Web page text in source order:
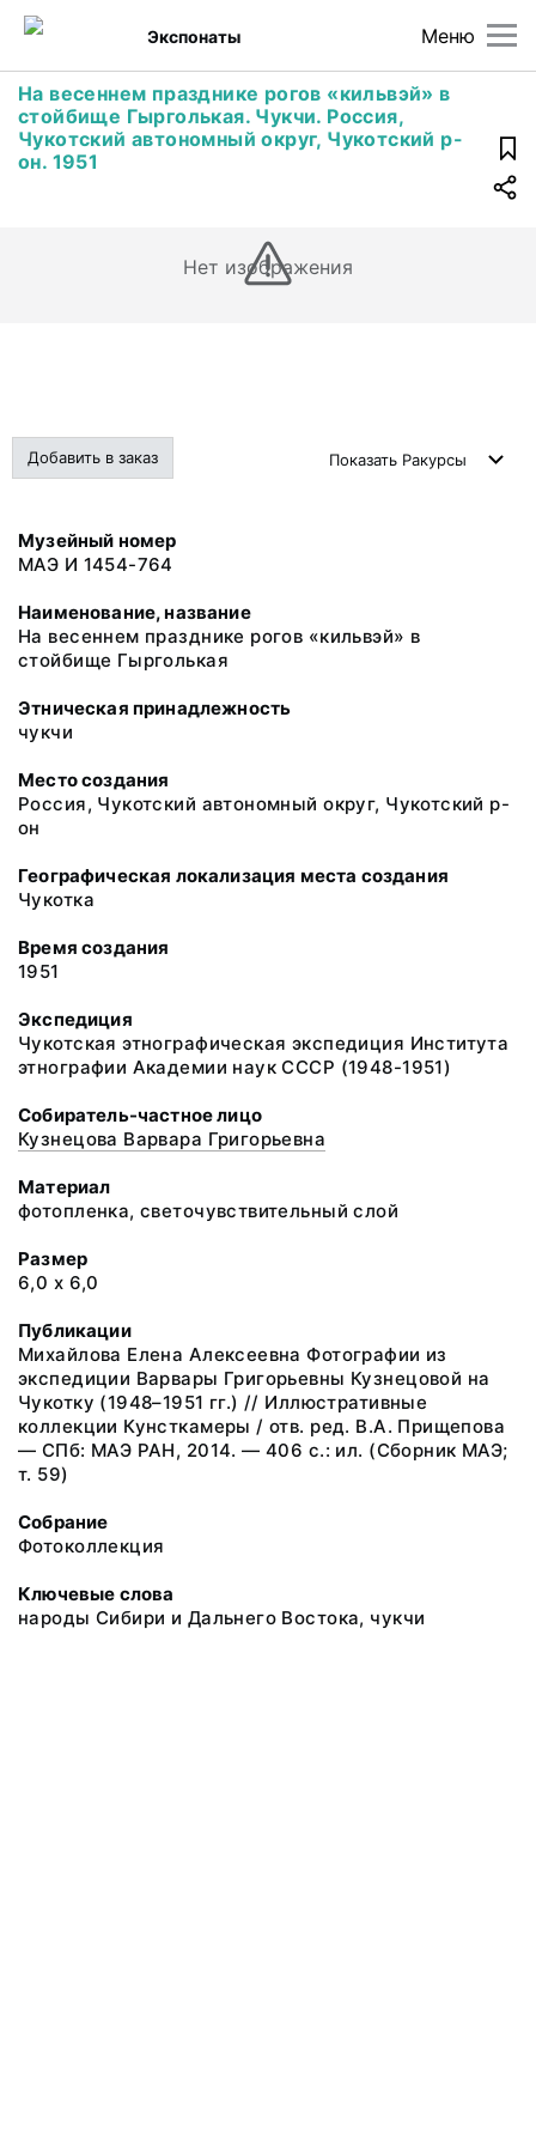
Меню
Экспонаты
На весеннем празднике рогов «кильвэй» в
стойбище Гырголькая. Чукчи. Россия,
Чукотский автономный округ, Чукотский р-
он. 1951
Нет изображения
Добавить в заказ Показать Ракурсы
Музейный номер
МАЭ И 1454-764
Наименование, название
На весеннем празднике рогов «кильвэй» в
стойбище Гырголькая
Этническая принадлежность
чукчи
Место создания
Россия, Чукотский автономный округ, Чукотский р-
он
Географическая локализация места создания
Чукотка
Время создания
1951
Экспедиция
Чукотская этнографическая экспедиция Института
этнографии Академии наук СССР (1948-1951)
Собиратель-частное лицо
Кузнецова Варвара Григорьевна
Материал
фотопленка, светочувствительный слой
Размер
6,0 х 6,0
Публикации
Михайлова Елена Алексеевна Фотографии из
экспедиции Варвары Григорьевны Кузнецовой на
Чукотку (1948–1951 гг.) // Иллюстративные
коллекции Кунсткамеры / отв. ред. В.А. Прищепова
— СПб: МАЭ РАН, 2014. — 406 с.: ил. (Сборник МАЭ;
т. 59)
Собрание
Фотоколлекция
Ключевые слова
народы Сибири и Дальнего Востока, чукчи